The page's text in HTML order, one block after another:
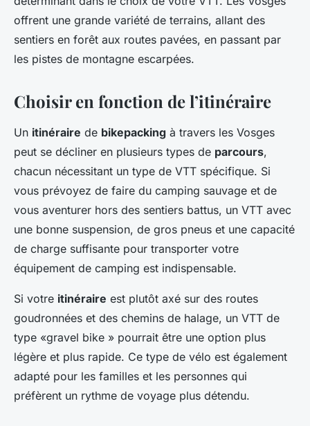
offrent une grande variété de terrains, allant des
sentiers en forêt aux routes pavées, en passant par
les pistes de montagne escarpées.
Choisir en fonction de l’itinéraire
Un itinéraire de bikepacking à travers les Vosges
peut se décliner en plusieurs types de parcours,
chacun nécessitant un type de VTT spécifique. Si
vous prévoyez de faire du camping sauvage et de
vous aventurer hors des sentiers battus, un VTT avec
une bonne suspension, de gros pneus et une capacité
de charge suffisante pour transporter votre
équipement de camping est indispensable.
Si votre itinéraire est plutôt axé sur des routes
goudronnées et des chemins de halage, un VTT de
type «gravel bike » pourrait être une option plus
légère et plus rapide. Ce type de vélo est également
adapté pour les familles et les personnes qui
préfèrent un rythme de voyage plus détendu.